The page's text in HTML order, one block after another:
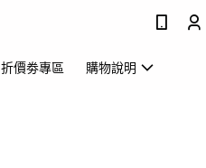
折價劵專區 購物說明